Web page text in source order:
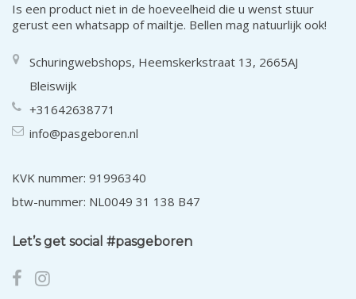
Is een product niet in de hoeveelheid die u wenst stuur
gerust een whatsapp of mailtje. Bellen mag natuurlijk ook!
Schuringwebshops, Heemskerkstraat 13, 2665AJ
Bleiswijk
+31642638771
info@pasgeboren.nl
KVK nummer: 91996340
btw-nummer: NL0049 31 138 B47
Let’s get social #pasgeboren